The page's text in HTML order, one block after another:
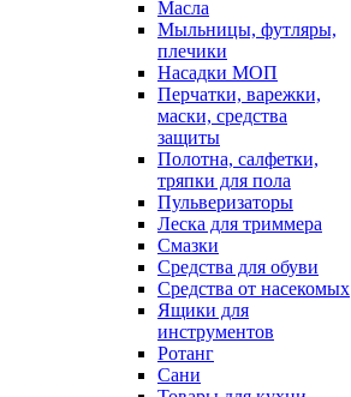
Масла
Мыльницы, футляры,
плечики
Насадки МОП
Перчатки, варежки,
маски, средства
защиты
Полотна, салфетки,
тряпки для пола
Пульверизаторы
Леска для триммера
Смазки
Средства для обуви
Средства от насекомых
Ящики для
инструментов
Ротанг
Сани